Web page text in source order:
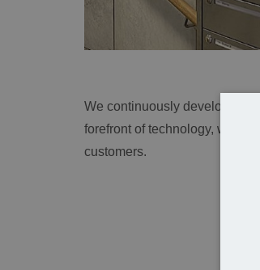
We continuously develop VAKA
forefront of technology, we
customers.